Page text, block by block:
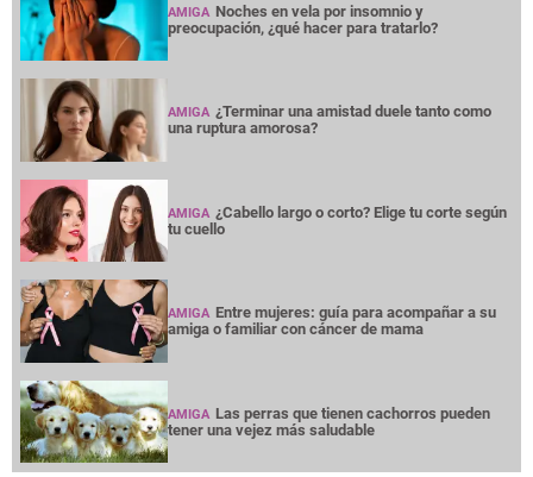
AMIGA Noches en vela por insomnio y
preocupación, ¿qué hacer para tratarlo?
AMIGA ¿Terminar una amistad duele tanto como
una ruptura amorosa?
AMIGA ¿Cabello largo o corto? Elige tu corte según
tu cuello
AMIGA Entre mujeres: guía para acompañar a su
amiga o familiar con cáncer de mama
AMIGA Las perras que tienen cachorros pueden
tener una vejez más saludable